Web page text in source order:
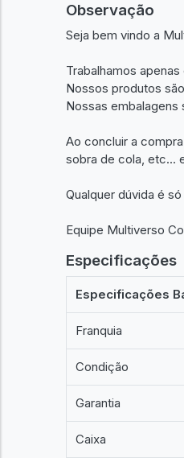
Observação
Seja bem vindo a
Trabalhamos
Nossos produtos
Nossas embalagens
Ao concluir a
sobra de cola, etc...
Qualquer dúvida é
Equipe Multiverso
Especificações
Especificações
Franquia
Condição
Garantia
Caixa